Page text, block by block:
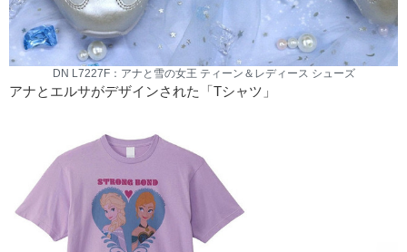
DN L7227F：アナと雪の女王 ティーン＆レディース シューズ
アナとエルサがデザインされた「Tシャツ」